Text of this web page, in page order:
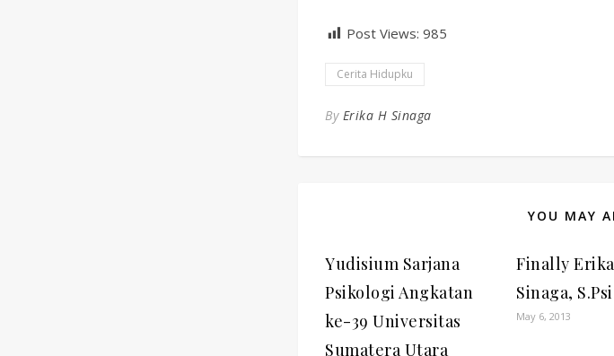
Post Views: 985
Cerita Hidupku
By Erika H Sinaga
YOU MAY
Yudisium Sarjana
Psikologi Angkatan
ke-39 Universitas
Sumatera Utara
Finally
Sinaga,
May 6, 2013